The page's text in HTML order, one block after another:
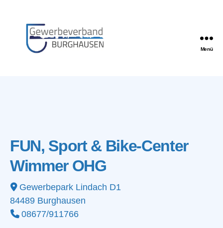
Menü
FUN, Sport & Bike-Center
Wimmer OHG
Gewerbepark Lindach D1
84489 Burghausen
08677/911766